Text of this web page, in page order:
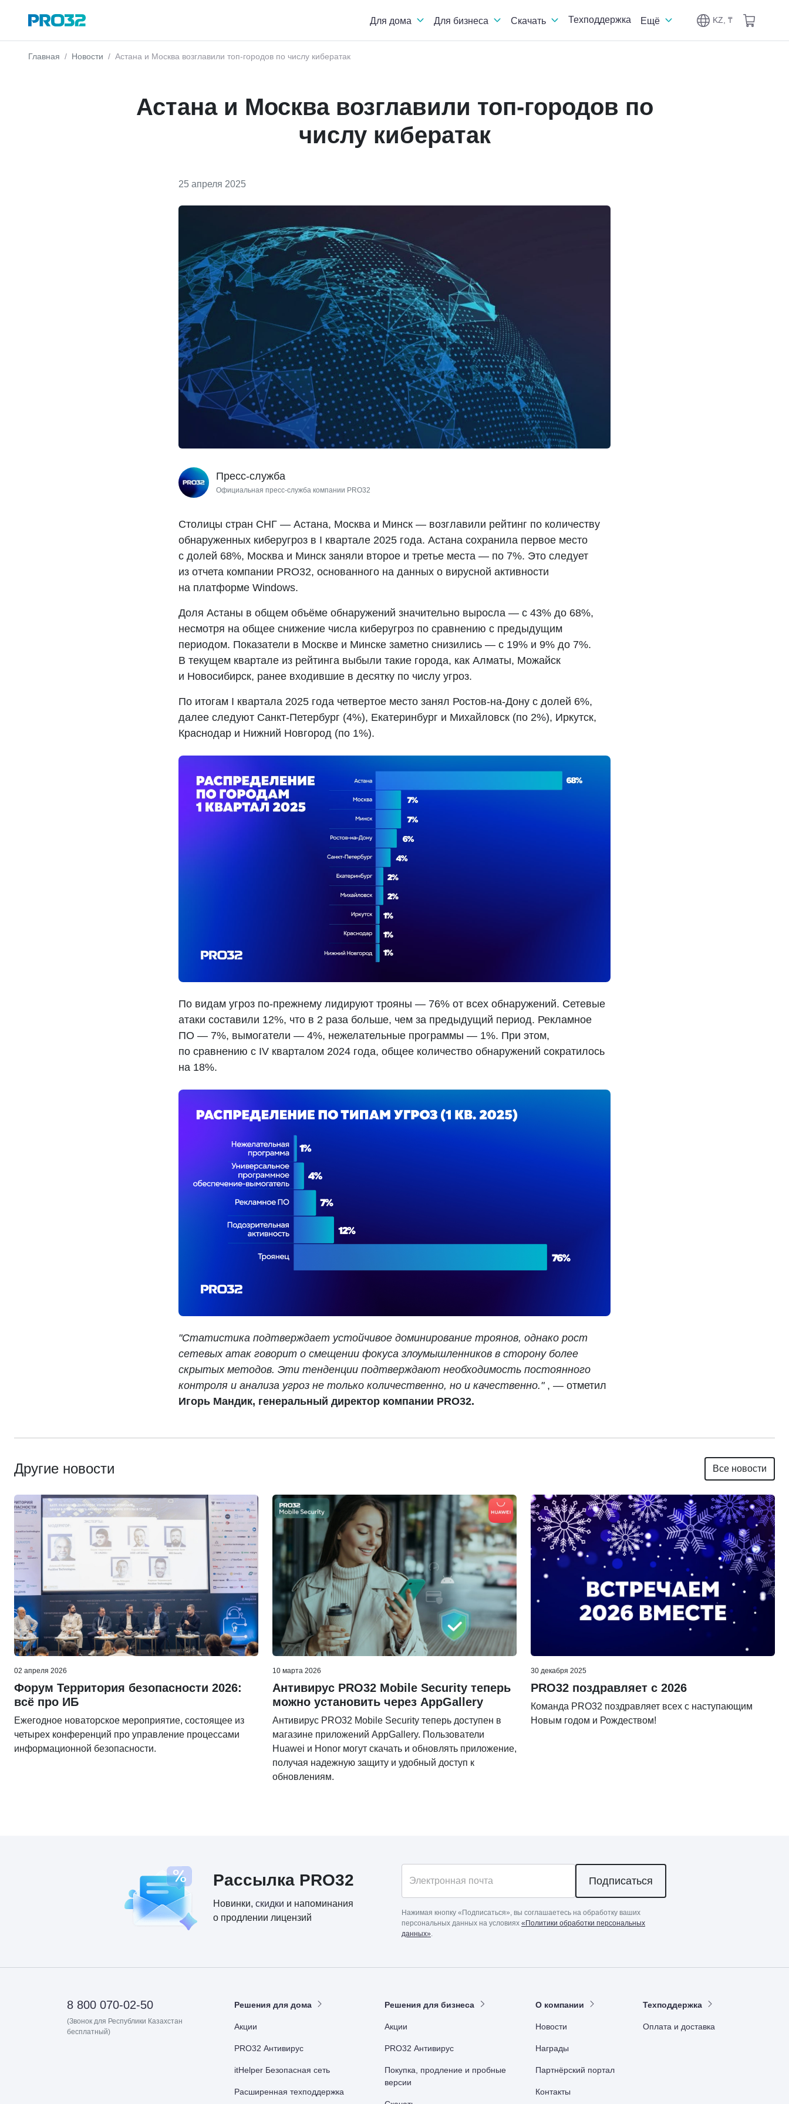
Для дома Для бизнеса Скачать Техподдержка Ещё KZ, ₸
Главная Новости Астана и Москва возглавили топ-городов по числу кибератак
Астана и Москва возглавили топ-городов по
числу кибератак
25 апреля 2025
Пресс-служба
Официальная пресс-служба компании PRO32
Столицы стран СНГ — Астана, Москва и Минск — возглавили рейтинг по количеству
обнаруженных киберугроз в I квартале 2025 года. Астана сохранила первое место
с долей 68%, Москва и Минск заняли второе и третье места — по 7%. Это следует
из отчета компании PRO32, основанного на данных о вирусной активности
на платформе Windows.
Доля Астаны в общем объёме обнаружений значительно выросла — с 43% до 68%,
несмотря на общее снижение числа киберугроз по сравнению с предыдущим
периодом. Показатели в Москве и Минске заметно снизились — с 19% и 9% до 7%.
В текущем квартале из рейтинга выбыли такие города, как Алматы, Можайск
и Новосибирск, ранее входившие в десятку по числу угроз.
По итогам I квартала 2025 года четвертое место занял Ростов-на-Дону с долей 6%,
далее следуют Санкт-Петербург (4%), Екатеринбург и Михайловск (по 2%), Иркутск,
Краснодар и Нижний Новгород (по 1%).
По видам угроз по-прежнему лидируют трояны — 76% от всех обнаружений. Сетевые
атаки составили 12%, что в 2 раза больше, чем за предыдущий период. Рекламное
ПО — 7%, вымогатели — 4%, нежелательные программы — 1%. При этом,
по сравнению с IV кварталом 2024 года, общее количество обнаружений сократилось
на 18%.
"Статистика подтверждает устойчивое доминирование троянов, однако рост
сетевых атак говорит о смещении фокуса злоумышленников в сторону более
скрытых методов. Эти тенденции подтверждают необходимость постоянного
контроля и анализа угроз не только количественно, но и качественно." , — отметил
Игорь Мандик, генеральный директор компании PRO32.
Другие новости Все новости
02 апреля 2026
Форум Территория безопасности 2026:
всё про ИБ
Ежегодное новаторское мероприятие, состоящее из
четырех конференций про управление процессами
информационной безопасности.
10 марта 2026
Антивирус PRO32 Mobile Security теперь
можно установить через AppGallery
Антивирус PRO32 Mobile Security теперь доступен в
магазине приложений AppGallery. Пользователи
Huawei и Honor могут скачать и обновлять приложение,
получая надежную защиту и удобный доступ к
обновлениям.
30 декабря 2025
PRO32 поздравляет с 2026
Команда PRO32 поздравляет всех с наступающим
Новым годом и Рождеством!
Рассылка PRO32
Новинки, скидки и напоминания
о продлении лицензий
Электронная почта Подписаться
Нажимая кнопку «Подписаться», вы соглашаетесь на обработку ваших
персональных данных на условиях «Политики обработки персональных
данных».
8 800 070-02-50
(Звонок для Республики Казахстан
бесплатный)
Решения для дома
Акции
PRO32 Антивирус
itHelper Безопасная сеть
Расширенная техподдержка
Решения для бизнеса
Акции
PRO32 Антивирус
Покупка, продление и пробные
версии
О компании
Новости
Награды
Партнёрский портал
Контакты
Техподдержка
Оплата и доставка